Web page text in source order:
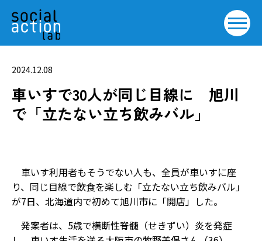
2024.12.08
車いすで30人が同じ目線に 旭川
で「立たない立ち飲みバル」
車いす利用者もそうでない人も、全員が車いすに座
り、同じ目線で飲食を楽しむ「立たない立ち飲みバル」
が7日、北海道内で初めて旭川市に「開店」した。
発案者は、5歳で横断性脊髄（せきずい）炎を発症